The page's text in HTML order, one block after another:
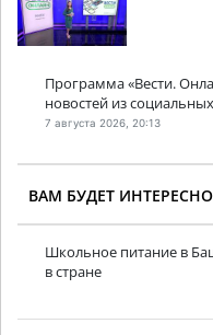
Программа «Вести.
новостей из
7 августа 2026, 20:13
ВАМ БУДЕТ ИНТЕРЕСНО
Школьное питание в
в стране